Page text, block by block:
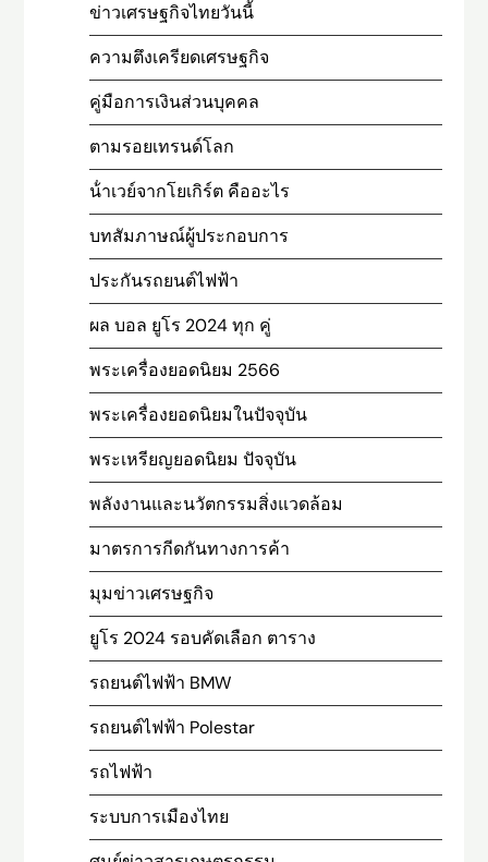
ข่าวเศรษฐกิจไทยวันนี้
ความตึงเครียดเศรษฐกิจ
คู่มือการเงินส่วนบุคคล
ตามรอยเทรนด์โลก
น้ําเวย์จากโยเกิร์ต คืออะไร
บทสัมภาษณ์ผู้ประกอบการ
ประกันรถยนต์ไฟฟ้า
ผล บอล ยูโร 2024 ทุก คู่
พระเครื่องยอดนิยม 2566
พระเครื่องยอดนิยมในปัจจุบัน
พระเหรียญยอดนิยม ปัจจุบัน
พลังงานและนวัตกรรมสิ่งแวดล้อม
มาตรการกีดกันทางการค้า
มุมข่าวเศรษฐกิจ
ยูโร 2024 รอบคัดเลือก ตาราง
รถยนต์ไฟฟ้า BMW
รถยนต์ไฟฟ้า Polestar
รถไฟฟ้า
ระบบการเมืองไทย